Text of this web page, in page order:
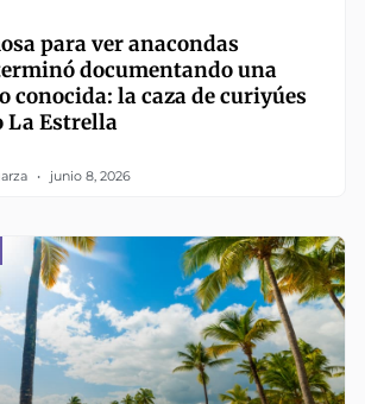
para ver anacondas
documentando una
conocida: la caza de curiyúes
La Estrella
junio 8, 2026